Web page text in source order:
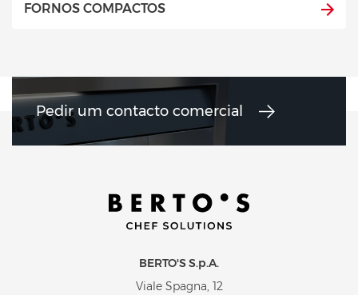
FORNOS COMPACTOS
Pedir um contacto comercial
BERTO'S S.p.A.
Viale Spagna, 12